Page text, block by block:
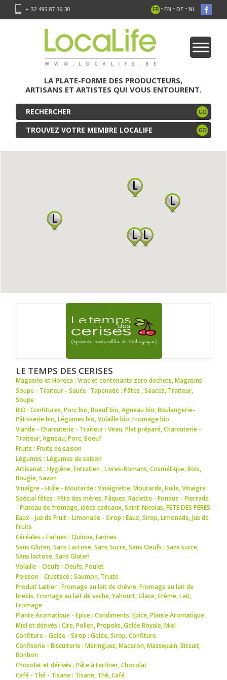
+ 32 495 87 36 30 FR - EN - DE - NL
LA PLATE-FORME DES PRODUCTEURS,
ARTISANS ET ARTISTES QUI VOUS ENTOURENT.
TROUVEZ VOTRE MEMBRE LOCALIFE
LE TEMPS DES CERISES
Magasins et Horeca : Vrac et contenants zero dechets,Magasins
Soupe - Traiteur - Sauce- Tapenade : Pâtes ,Sauces, Traiteur,
Soupe
BIO : Confitures,Porc bio,Boeuf bio,Agneau bio,Boulangerie-
Pâtisserie bio,Légumes bio,Volaille bio,Fromage bio
Viande - Charcuterie - Traiteur : Veau,Plat préparé,Charcuterie -
Traiteur,Agneau,Porc,Boeuf
Fruits : Fruits de saison
Légumes : Légumes de saison
Artisanat : Hygiène,Entretien ,Livres-Romans,Cosmétique,Bois,
Bougie,Savon
Vinaigre - Huile - Moutarde : Vinaigrette,Moutarde,Huile,Vinaigre
Spécial fêtes : Fête des mères,Pâques,Raclette - Fondue - Pierrade
- Plateau de fromage,idées cadeaux,Saint-Nicolas,FETE DES PERES
Eaux - Jus de Fruit - Limonade - Sirop : Eaux,Sirop,Limonade,Jus de
Fruits
Céréales - Farines : Quinoa,Farines
Sans Gluten, Sans Lactose, Sans Sucre, Sans Oeufs : Sans sucre,
Sans lactose,Sans Gluten
Volaille - Oeufs : Oeufs,Poulet
Poisson - Crustacé : Saumon, Truite
Produit Laitier : Fromage au lait de chèvre,Fromage au lait de
brebis,Fromage au lait de vache,Yahourt,Glace,Crème,Lait,
Fromage
Plante Aromatique - Epice : Condiments,Epice,Plante Aromatique
Miel et dérivés : Cire,Pollen,Propolis,Gelée Royale,Miel
Confiture - Gelée - Sirop : Gelée,Sirop,Confiture
Confiserie - Biscuiterie : Meringues,Macaron,Massepain,Biscuit,
Bonbon
Chocolat et dérivés : Pâte à tartiner,Chocolat
Café - Thé - Tisane : Tisane, Thé,Café